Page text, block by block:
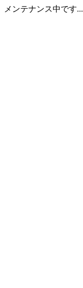
メンテナンス中です...